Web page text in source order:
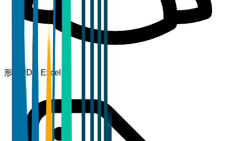
形式 PDF, Excel